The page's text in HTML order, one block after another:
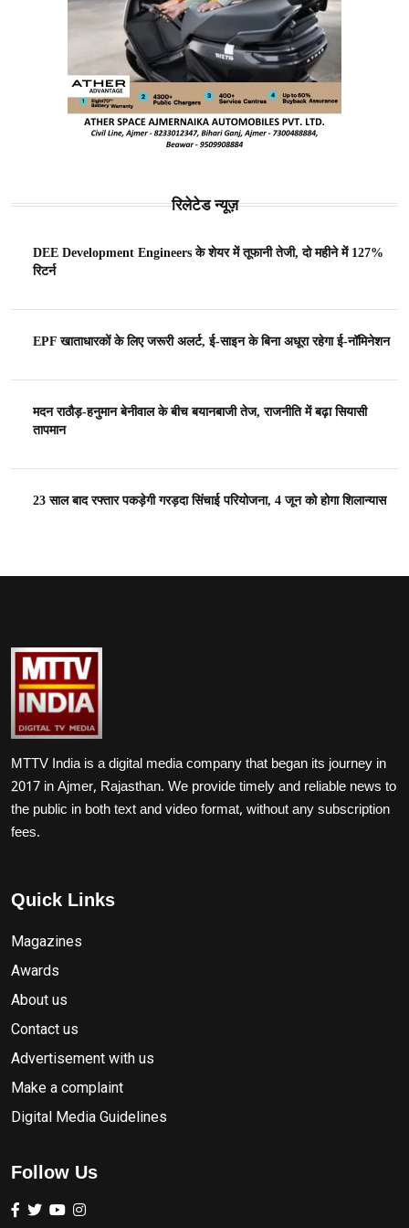
रिलेटेड न्यूज़
DEE Development Engineers के शेयर में तूफानी तेजी, दो महीने में 127%
रिटर्न
EPF खाताधारकों के लिए जरूरी अलर्ट, ई-साइन के बिना अधूरा रहेगा ई-नॉमिनेशन
मदन राठौड़-हनुमान बेनीवाल के बीच बयानबाजी तेज, राजनीति में बढ़ा सियासी
तापमान
23 साल बाद रफ्तार पकड़ेगी गरड़दा सिंचाई परियोजना, 4 जून को होगा शिलान्यास
MTTV India is a digital media company that began its journey in
2017 in Ajmer, Rajasthan. We provide timely and reliable news to
the public in both text and video format, without any subscription
fees.
Quick Links
Magazines
Awards
About us
Contact us
Advertisement with us
Make a complaint
Digital Media Guidelines
Follow Us